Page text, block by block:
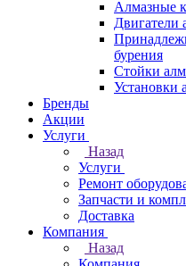
Алмазные
Двигатели
бурения
Стойки
Установки
Бренды
Акции
Услуги
Назад
Услуги
Ремонт
Запчасти и
Доставка
Компания
Назад